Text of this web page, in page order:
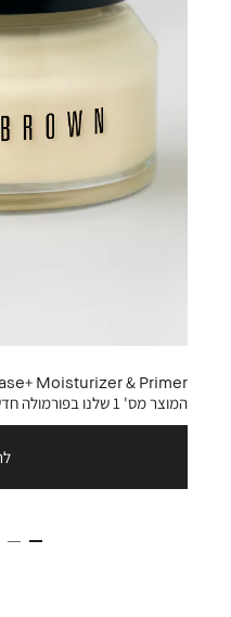
Moisturizer & Primer
המוצר מס' 1 שלנו בפורמולה חדשה